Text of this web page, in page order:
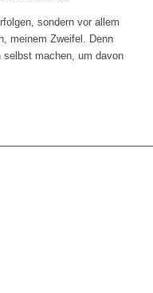
sondern vor allem
meinem Zweifel. Denn
selbst machen, um davon